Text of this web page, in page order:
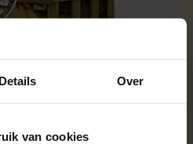
Details Over
van cookies
logs | 120x80x200cm. |